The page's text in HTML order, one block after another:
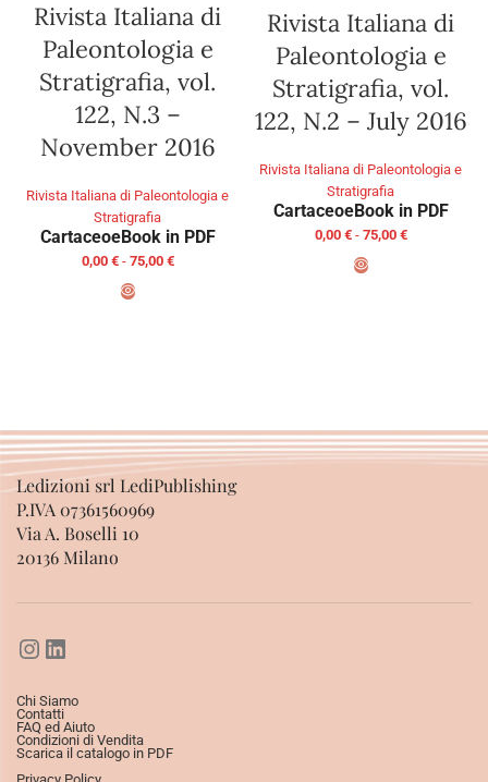
Rivista Italiana di
Paleontologia e
Stratigrafia, vol.
122, N.3 –
November 2016
Rivista Italiana di Paleontologia e
Stratigrafia
CartaceoeBook in PDF
0,00 € - 75,00 €
Rivista Italiana di
Paleontologia e
Stratigrafia, vol.
122, N.2 – July 2016
Rivista Italiana di Paleontologia e
Stratigrafia
CartaceoeBook in PDF
0,00 € - 75,00 €
Ledizioni srl LediPublishing
P.IVA 07361560969
Via A. Boselli 10
20136 Milano
Chi Siamo
Contatti
FAQ ed Aiuto
Condizioni di Vendita
Scarica il catalogo in PDF